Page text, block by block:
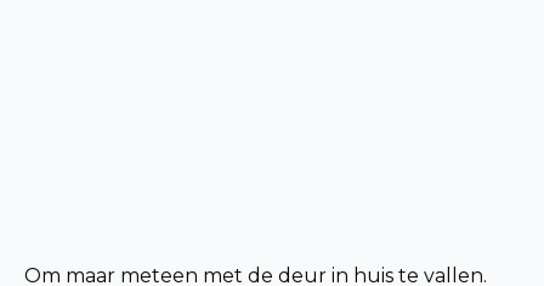
Om maar meteen met de deur in huis te vallen.